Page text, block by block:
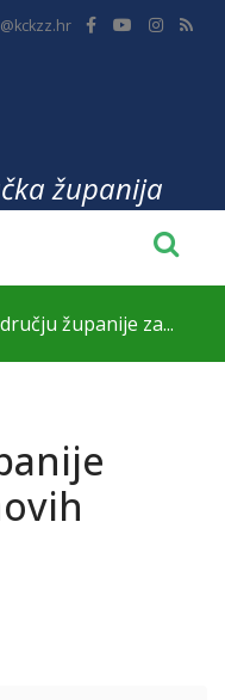
županija
županije za...